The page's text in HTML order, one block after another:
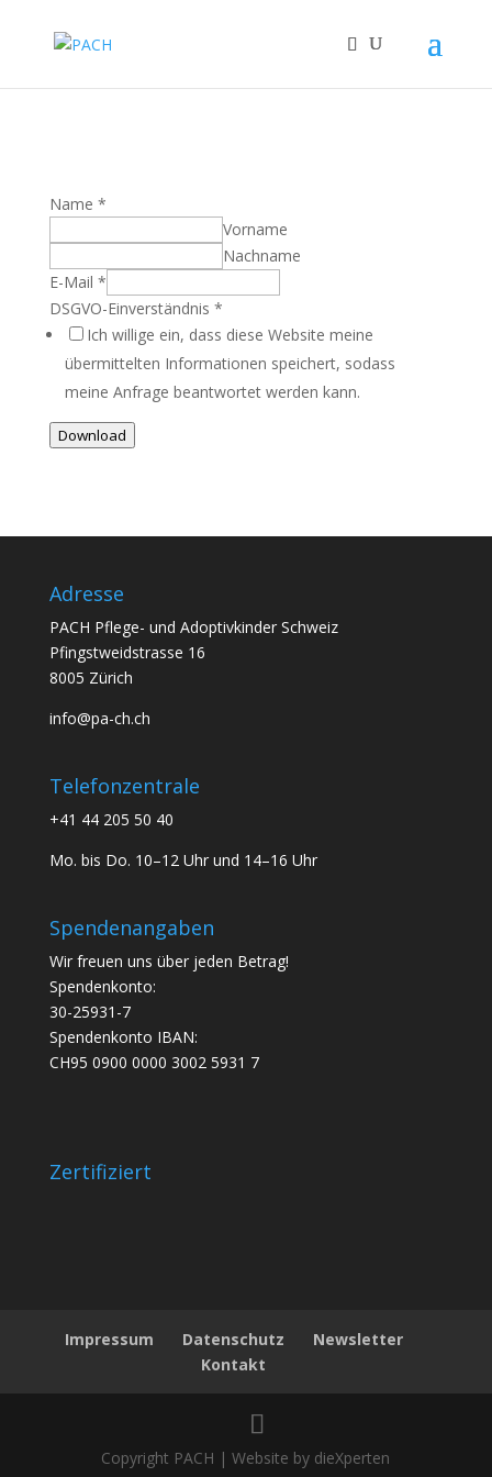
Name *
Vorname
Nachname
E-Mail *
DSGVO-Einverständnis *
Ich willige ein, dass diese Website meine
übermittelten Informationen speichert, sodass
meine Anfrage beantwortet werden kann.
Download
Adresse
PACH Pflege- und Adoptivkinder Schweiz
Pfingstweidstrasse 16
8005 Zürich
info@pa-ch.ch
Telefonzentrale
+41 44 205 50 40
Mo. bis Do. 10–12 Uhr und 14–16 Uhr
Spendenangaben
Wir freuen uns über jeden Betrag!
Spendenkonto:
30-25931-7
Spendenkonto IBAN:
CH95 0900 0000 3002 5931 7
Zertifiziert
Impressum Datenschutz
Newsletter
Kontakt
Copyright PACH | Website by dieXperten